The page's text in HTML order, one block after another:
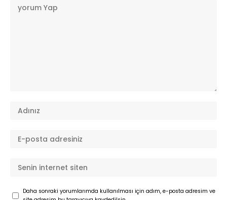
Daha sonraki yorumlarımda kullanılması için adım, e-posta adresim ve